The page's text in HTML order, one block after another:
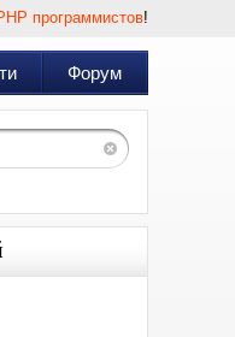
программистов!
Форум